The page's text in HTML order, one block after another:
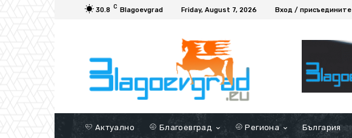
30.8 C Blagoevgrad Friday, August 7, 2026 Вход / присъедините
Актуално Благоевград Региона България